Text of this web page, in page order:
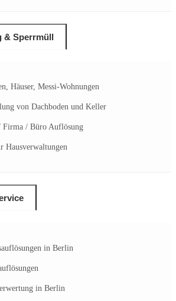
Entsorgung & Sperrmüll
Häuser, Messi-Wohnungen
von Dachboden und Keller
Firma / Büro Auflösung
Hausverwaltungen
in Berlin
in Berlin